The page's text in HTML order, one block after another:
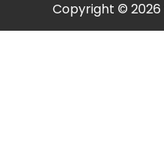
Copyright © 2026